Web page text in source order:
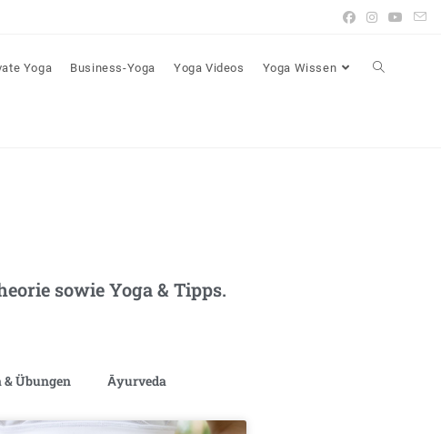
Yoga Business-Yoga Yoga Videos Yoga Wissen
sowie Yoga & Tipps.
& Übungen Āyurveda